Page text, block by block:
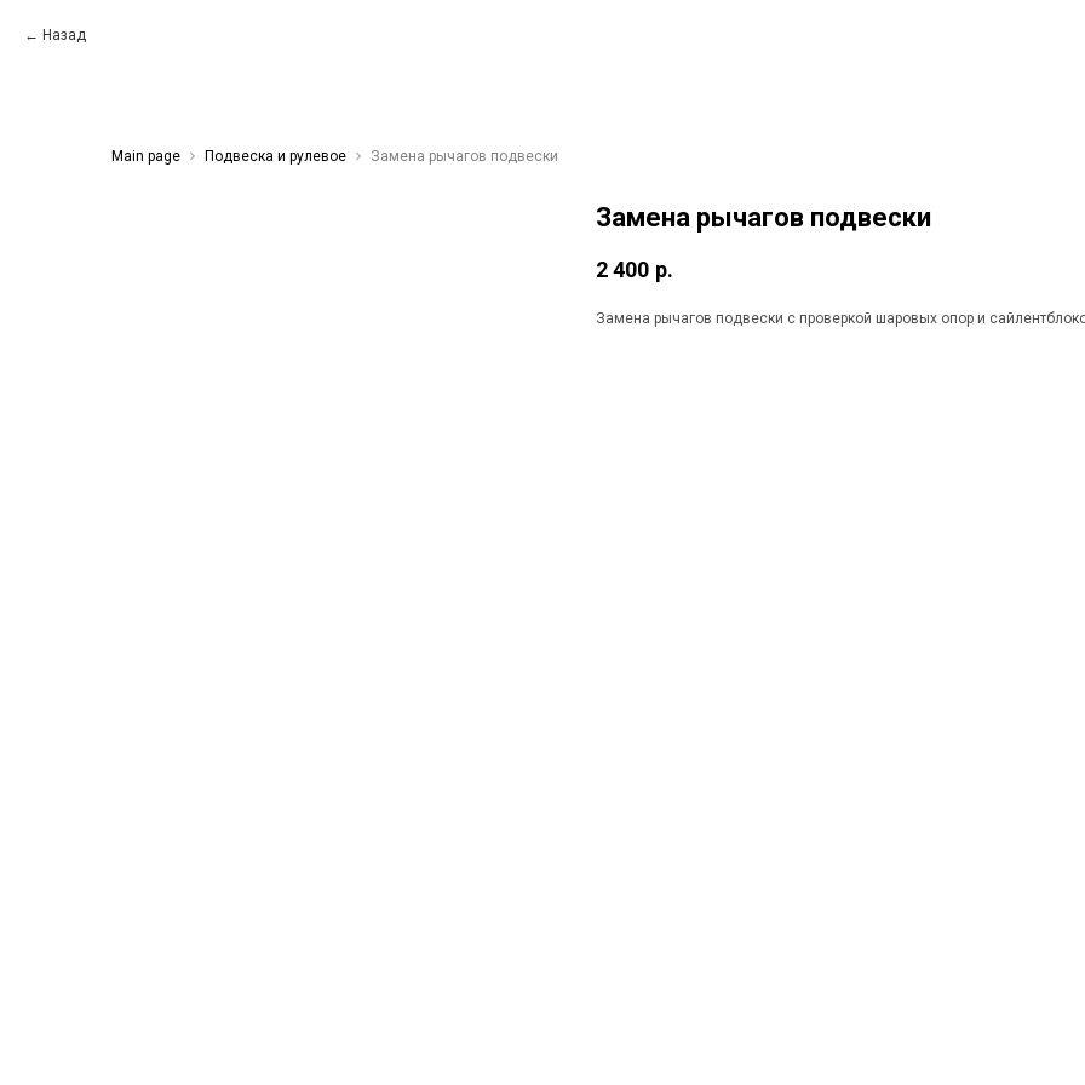
Назад
Main page Подвеска и рулевое Замена рычагов подвески
Замена рычагов подвески
2 400 р.
Замена рычагов подвески с проверкой шаровых опор и